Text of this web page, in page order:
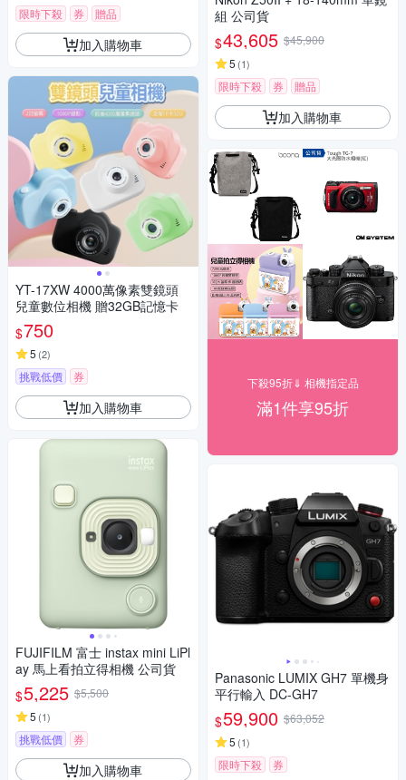
限時下殺 券 贈品
加入購物車
YT-17XW 4000萬像素雙鏡頭
兒童數位相機 贈32GB記憶卡
$750
5 (2)
挑戰低價 券
加入購物車
FUJIFILM 富士 instax mini LiPl
ay 馬上看拍立得相機 公司貨
$5,225 $5,500
5 (1)
挑戰低價 券
加入購物車
組 公司貨
$43,605 $45,900
5 (1)
限時下殺 券 贈品
加入購物車
下殺95折⇓ 相機指定品
滿1件享95折
Panasonic LUMIX GH7 單機身
平行輸入 DC-GH7
$59,900 $63,052
5 (1)
限時下殺 券